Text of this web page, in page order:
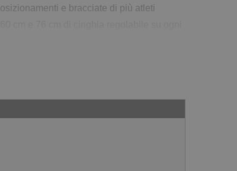
e bracciate di più atleti